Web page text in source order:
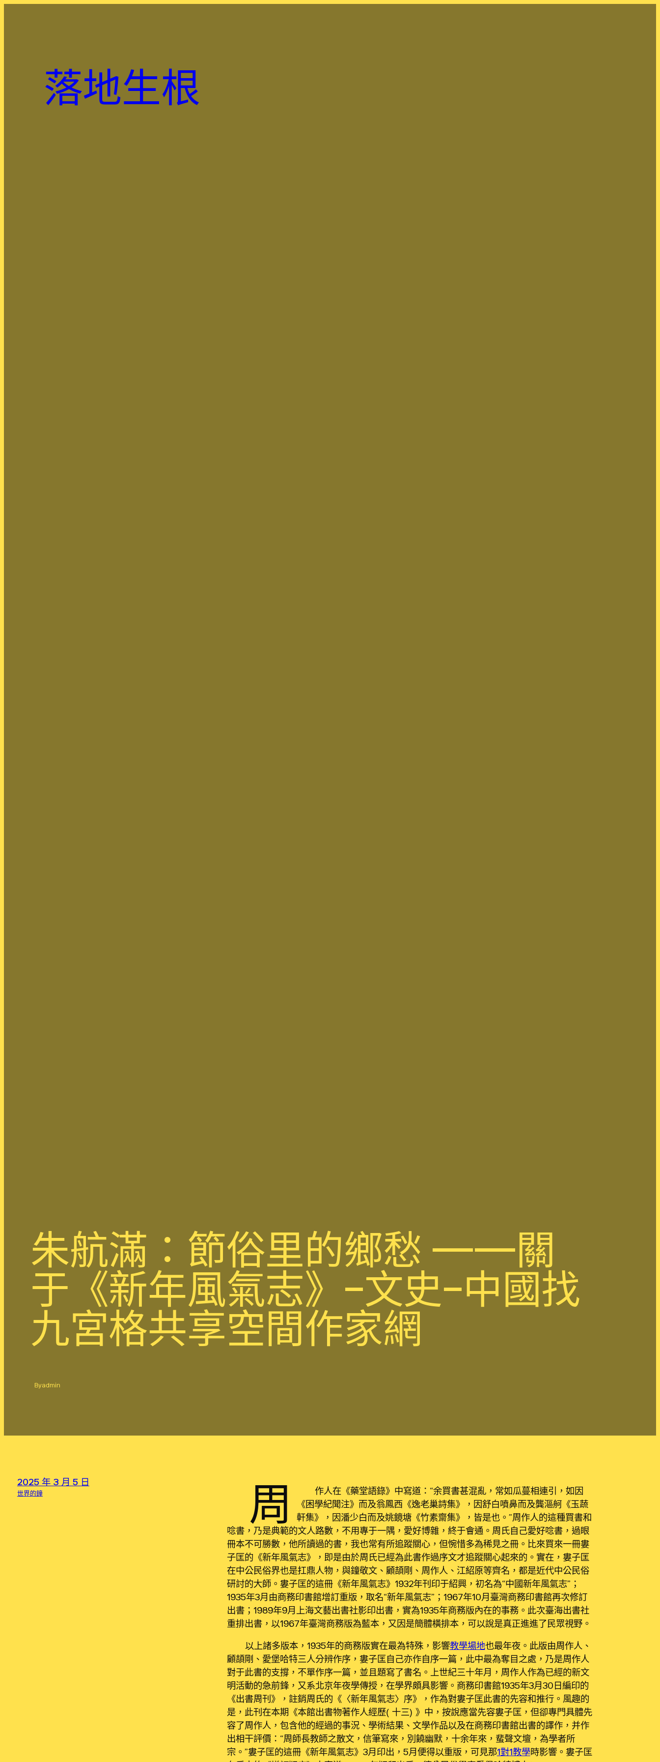
落地生根
朱航滿：節俗里的鄉愁 ——關
于《新年風氣志》–文史–中國找
九宮格共享空間作家網
Byadmin
2025 年 3 月 5 日
世界的鐘 周
作人在《藥堂語錄》中寫道：“余買書甚混亂，常如瓜蔓相連引，如因
《困學紀聞注》而及翁鳳西《逸老巢詩集》，因舒白噴鼻而及龔漚舸《玉蔬
軒集》，因潘少白而及姚鏡塘《竹素齋集》，皆是也。”周作人的這種買書和
唸書，乃是典範的文人路數，不用專于一隅，愛好博雜，終于會通。周氏自己愛好唸書，過眼
冊本不可勝數，他所讀過的書，我也常有所追蹤關心，但惋惜多為稀見之冊。比來買來一冊婁
子匡的《新年風氣志》，即是由於周氏已經為此書作過序文才追蹤關心起來的。實在，婁子匡
在中公民俗界也是扛鼎人物，與鐘敬文、顧頡剛、周作人、江紹原等齊名，都是近代中公民俗
研討的大師。婁子匡的這冊《新年風氣志》1932年刊印于紹興，初名為“中國新年風氣志”；
1935年3月由商務印書館增訂重版，取名“新年風氣志”；1967年10月臺灣商務印書館再次修訂
出書；1989年9月上海文藝出書社影印出書，實為1935年商務版內在的事務。此次臺海出書社
重排出書，以1967年臺灣商務版為藍本，又因是簡體橫排本，可以說是真正進進了民眾視野。
以上諸多版本，1935年的商務版實在最為特殊，影響教學場地也最年夜。此版由周作人、
顧頡剛、愛堡哈特三人分辨作序，婁子匡自己亦作自序一篇，此中最為奪目之處，乃是周作人
對于此書的支撐，不單作序一篇，並且題寫了書名。上世紀三十年月，周作人作為已經的新文
明活動的急前鋒，又系北京年夜學傳授，在學界頗具影響。商務印書館1935年3月30日編印的
《出書周刊》，註銷周氏的《〈新年風氣志〉序》，作為對婁子匡此書的先容和推行。風趣的
是，此刊在本期《本館出書物著作人經歷（十三）》中，按說應當先容婁子匡，但卻專門具體先
容了周作人，包含他的經過的事況、學術結果、文學作品以及在商務印書館出書的譯作，并作
出相干評價：“周師長教師之散文，信筆寫來，別饒幽默，十余年來，蜚聲文壇，為學者所
宗。”婁子匡的這冊《新年風氣志》3月印出，5月便得以重版，可見那1對1教學時影響。婁子匡